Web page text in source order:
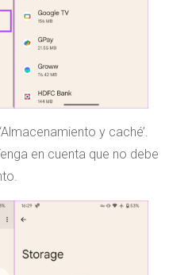
y caché’.
en cuenta que no debe